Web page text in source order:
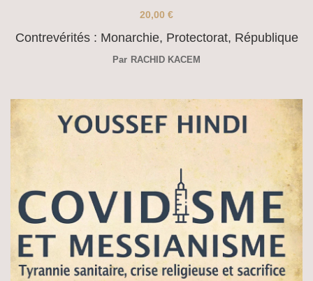
Contrevérités : Monarchie, Protectorat, République
20,00 €
Par RACHID KACEM